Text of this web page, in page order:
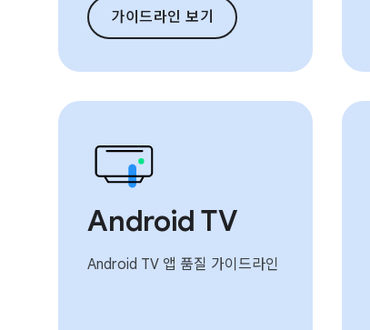
가이드라인 보기
Android TV
Android TV 앱 품질 가이드라인